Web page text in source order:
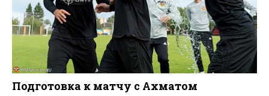
Подготовка к матчу с Ахматом